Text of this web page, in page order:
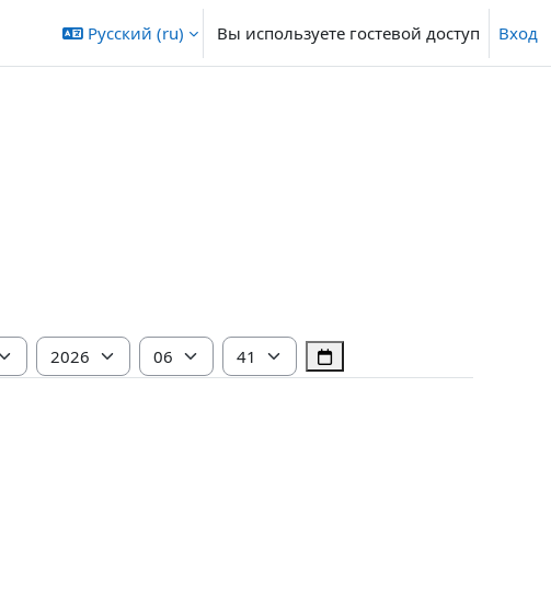
Русский ‎(ru)‎ Вы используете гостевой доступ Вход
Год Час Минута